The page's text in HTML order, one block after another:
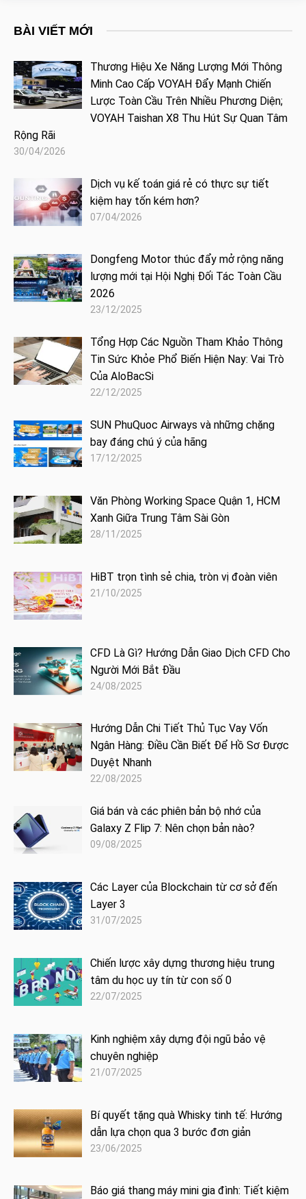
BÀI VIẾT MỚI
Thương Hiệu Xe Năng Lượng Mới Thông
Minh Cao Cấp VOYAH Đẩy Mạnh Chiến
Lược Toàn Cầu Trên Nhiều Phương Diện;
VOYAH Taishan X8 Thu Hút Sự Quan Tâm
Rộng Rãi
30/04/2026
Dịch vụ kế toán giá rẻ có thực sự tiết
kiệm hay tốn kém hơn?
07/04/2026
Dongfeng Motor thúc đẩy mở rộng năng
lượng mới tại Hội Nghị Đối Tác Toàn Cầu
2026
23/12/2025
Tổng Hợp Các Nguồn Tham Khảo Thông
Tin Sức Khỏe Phổ Biến Hiện Nay: Vai Trò
Của AloBacSi
22/12/2025
SUN PhuQuoc Airways và những chặng
bay đáng chú ý của hãng
17/12/2025
Văn Phòng Working Space Quận 1, HCM
Xanh Giữa Trung Tâm Sài Gòn
28/11/2025
HiBT trọn tình sẻ chia, tròn vị đoàn viên
21/10/2025
CFD Là Gì? Hướng Dẫn Giao Dịch CFD Cho
Người Mới Bắt Đầu
24/08/2025
Hướng Dẫn Chi Tiết Thủ Tục Vay Vốn
Ngân Hàng: Điều Cần Biết Để Hồ Sơ Được
Duyệt Nhanh
22/08/2025
Giá bán và các phiên bản bộ nhớ của
Galaxy Z Flip 7: Nên chọn bản nào?
09/08/2025
Các Layer của Blockchain từ cơ sở đến
Layer 3
31/07/2025
Chiến lược xây dựng thương hiệu trung
tâm du học uy tín từ con số 0
22/07/2025
Kinh nghiệm xây dựng đội ngũ bảo vệ
chuyên nghiệp
21/07/2025
Bí quyết tặng quà Whisky tinh tế: Hướng
dẫn lựa chọn qua 3 bước đơn giản
23/06/2025
Báo giá thang máy mini gia đình: Tiết kiệm